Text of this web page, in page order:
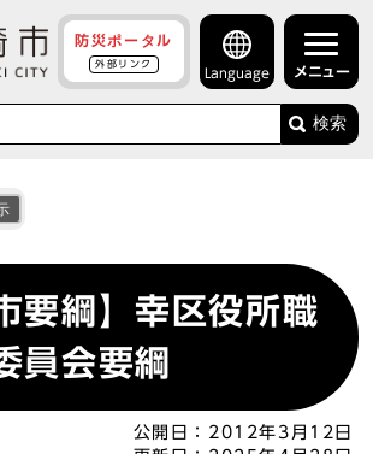
防災ポータル
外部リンク
Language メニュー
検索
要綱】幸区役所職
員会要綱
公開日： 2012年3月12日